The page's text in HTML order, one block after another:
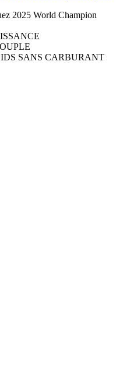
2025 World Champion
SANS CARBURANT